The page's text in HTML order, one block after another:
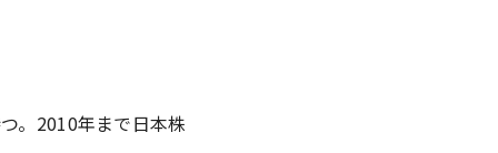
。2010年まで日本株